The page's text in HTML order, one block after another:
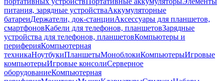
питания, зарядные устройстваАккумуляторные
батареиДержатели, док-станцииАксессуары для планшетов,
смартфоновКабели для телефонов, планшетовЗарядные
устройства для телефонов, планшетовКомпьютеры и
периферияКомпьютерная
техникаНоутбукиПланшетыМоноблокиКомпьютерыИгровые
компьютерыИгровые консолиСерверное
оборудованиеКомпьютерная